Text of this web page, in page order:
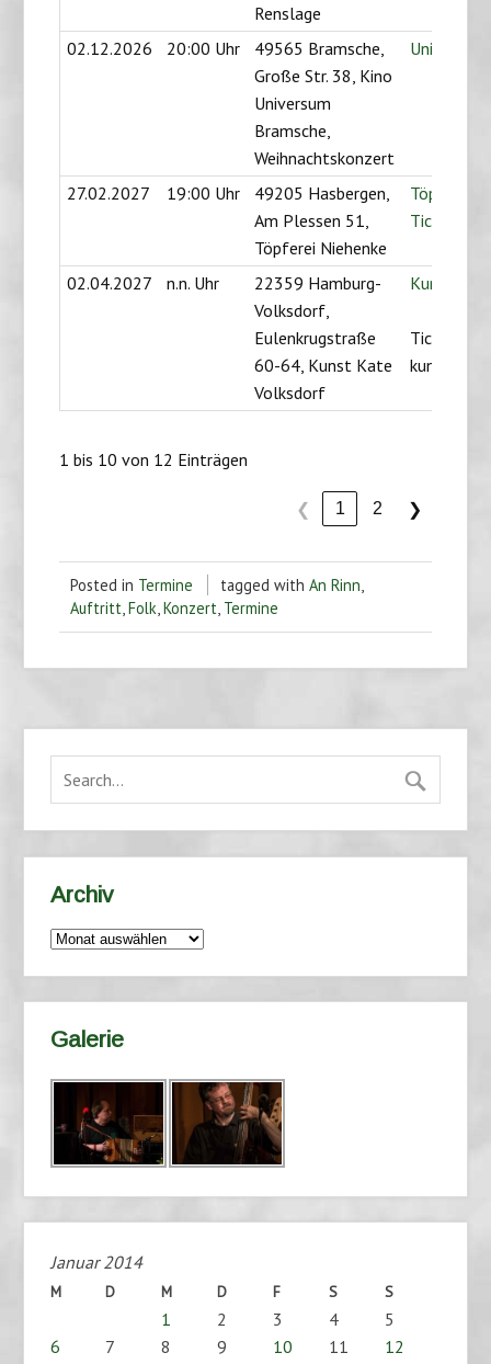
Renslage
02.12.2026
20:00 Uhr
49565 Bramsche,
Große Str. 38, Kino
Universum
Bramsche,
Weihnachtskonzert
27.02.2027 19:00 Uhr
49205 Hasbergen,
Am Plessen 51,
Töpferei Niehenke
Töpferei
Tickets
02.04.2027 n.n. Uhr
22359 Hamburg-
Volksdorf,
Eulenkrugstraße
60-64, Kunst Kate
Volksdorf
Kunst
Tickets
1 bis 10 von 12 Einträgen
❮ 1 2 ❯
Posted in Termine tagged withAn Rinn,
Auftritt,Folk,Konzert, Termine
Archiv
Archiv
Galerie
Januar 2014
M D M D F S S
1 2 3 4
5
6
7 8 9 10 11
12